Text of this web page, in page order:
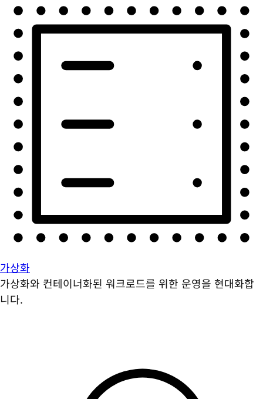
가상화
가상화와 컨테이너화된 워크로드를 위한 운영을 현대화합
니다.